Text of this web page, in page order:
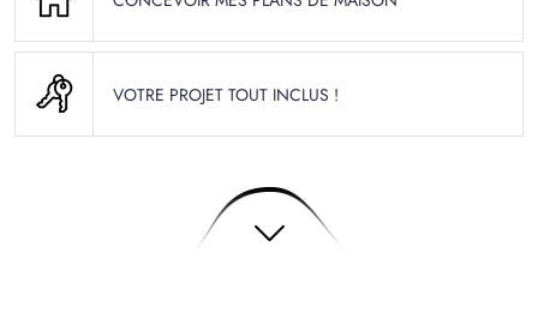
VOTRE PROJET TOUT INCLUS !